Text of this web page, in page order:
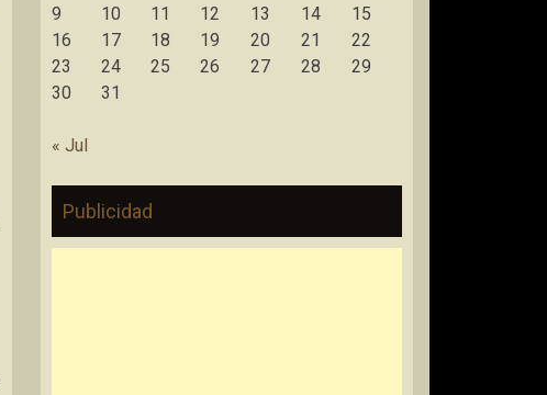
9
10 11 12 13 14
15
16
17 18 19 20 21
22
23
24 25 26 27 28
29
30
31
« Jul
Publicidad